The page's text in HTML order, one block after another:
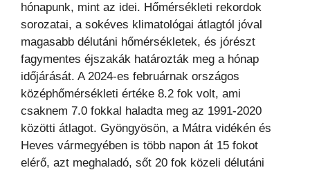
hónapunk, mint az idei. Hőmérsékleti rekordok
sorozatai, a sokéves klimatológai átlagtól jóval
magasabb délutáni hőmérsékletek, és jórészt
fagymentes éjszakák határozták meg a hónap
időjárását. A 2024-es februárnak országos
középhőmérsékleti értéke 8.2 fok volt, ami
csaknem 7.0 fokkal haladta meg az 1991-2020
közötti átlagot. Gyöngyösön, a Mátra vidékén és
Heves vármegyében is több napon át 15 fokot
elérő, azt meghaladó, sőt 20 fok közeli délutáni